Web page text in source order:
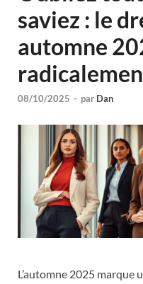
saviez : le
automne
08/10/2025 - par Dan
L’automne 2025 marque